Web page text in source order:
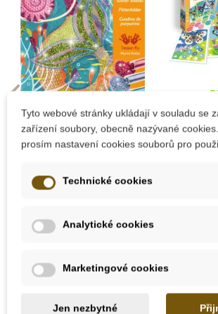
Skladem
Djeco Třpytivé
Mořské panny
Přidat do košíku
Výprodej
Výprodej Výprodej
Doporučené
Tyto webové stránky ukládají v souladu se
zařízení soubory, obecně nazývané
prosím nastavení cookies souborů pro
Technické cookies
Analytické cookies
Marketingové cookies
Jen nezbytné